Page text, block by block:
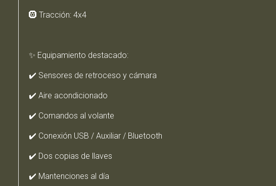
🛞 Tracción: 4x4
✨ Equipamiento destacado:
✔️ Sensores de retroceso y cámara
✔️ Aire acondicionado
✔️ Comandos al volante
✔️ Conexión USB / Auxiliar / Bluetooth
✔️ Dos copias de llaves
✔️ Mantenciones al día